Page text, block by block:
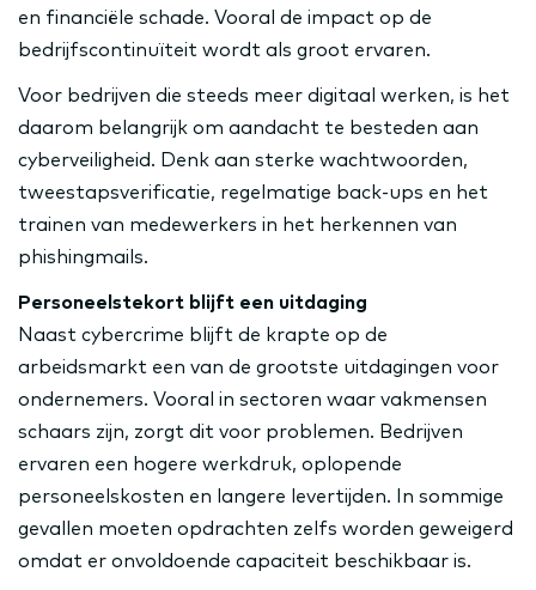
en financiële schade. Vooral de impact op de
bedrijfscontinuïteit wordt als groot ervaren.
Voor bedrijven die steeds meer digitaal werken, is het
daarom belangrijk om aandacht te besteden aan
cyberveiligheid. Denk aan sterke wachtwoorden,
tweestapsverificatie, regelmatige back-ups en het
trainen van medewerkers in het herkennen van
phishingmails.
Personeelstekort blijft een uitdaging
Naast cybercrime blijft de krapte op de
arbeidsmarkt een van de grootste uitdagingen voor
ondernemers. Vooral in sectoren waar vakmensen
schaars zijn, zorgt dit voor problemen. Bedrijven
ervaren een hogere werkdruk, oplopende
personeelskosten en langere levertijden. In sommige
gevallen moeten opdrachten zelfs worden geweigerd
omdat er onvoldoende capaciteit beschikbaar is.